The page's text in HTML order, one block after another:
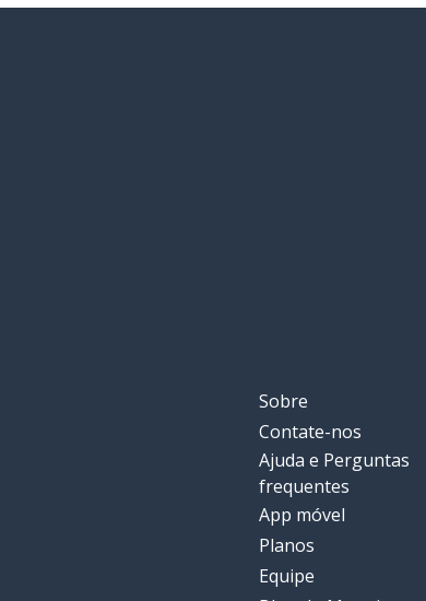
Sobre
Contate-nos
Ajuda e Perguntas
frequentes
App móvel
Planos
Equipe